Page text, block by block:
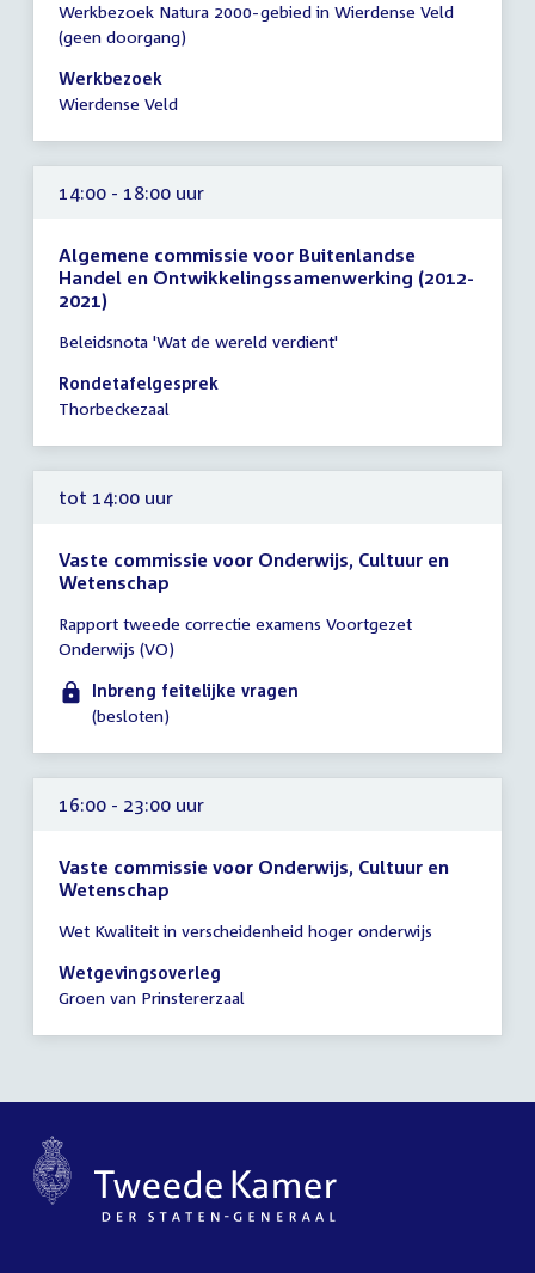
vergadering
11:00
-
16:00
Werkbezoek Natura 2000-gebied in Wierdense Veld
(geen doorgang)
Werkbezoek
Wierdense Veld
14:00 - 18:00 uur
Algemene commissie voor Buitenlandse
Handel en Ontwikkelingssamenwerking (2012-
2021)
vergadering
14:00
-
uur
Beleidsnota 'Wat de wereld verdient'
Rondetafelgesprek
Thorbeckezaal
tot 14:00 uur
Vaste commissie voor Onderwijs, Cultuur en
Wetenschap
vergadering
tot
14:00
uur
Rapport tweede correctie examens Voortgezet
Onderwijs (VO)
Inbreng feitelijke vragen
(besloten)
16:00 - 23:00 uur
Vaste commissie voor Onderwijs, Cultuur en
Wetenschap
vergadering
16:00
-
uur
Wet Kwaliteit in verscheidenheid hoger onderwijs
Wetgevingsoverleg
Groen van Prinstererzaal